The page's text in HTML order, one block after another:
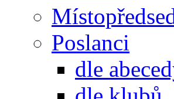
Poslanci
dle